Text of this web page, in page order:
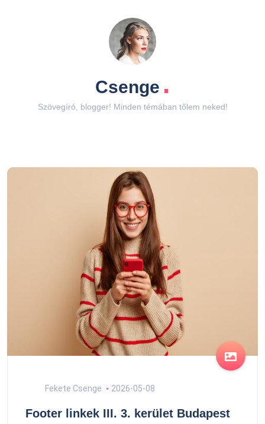
Csenge .
Szövegíró, blogger! Minden témában tőlem neked!
Fekete Csenge 2026-05-08
Footer linkek III. 3. kerület Budapest